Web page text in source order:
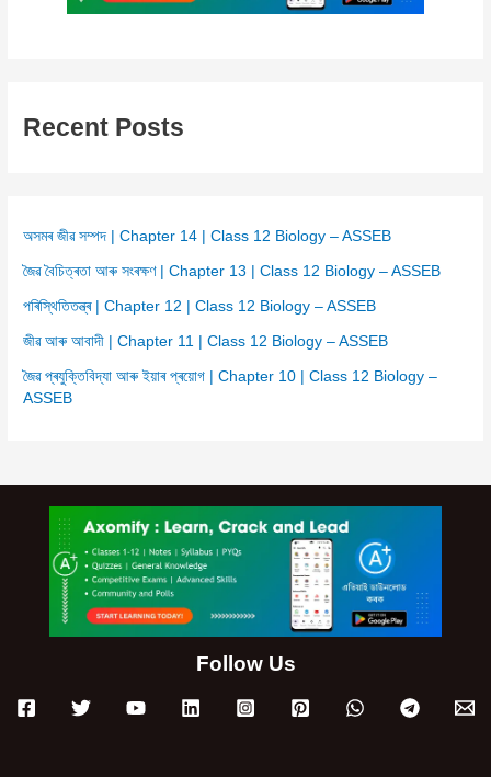
Recent Posts
অসমৰ জীৱ সম্পদ | Chapter 14 | Class 12 Biology – ASSEB
জৈৱ বৈচিত্ৰতা আৰু সংৰক্ষণ | Chapter 13 | Class 12 Biology – ASSEB
পৰিস্থিতিতন্ত্ৰ | Chapter 12 | Class 12 Biology – ASSEB
জীৱ আৰু আবাদী | Chapter 11 | Class 12 Biology – ASSEB
জৈৱ প্ৰযুক্তিবিদ্যা আৰু ইয়াৰ প্ৰয়োগ | Chapter 10 | Class 12 Biology –
ASSEB
Follow Us